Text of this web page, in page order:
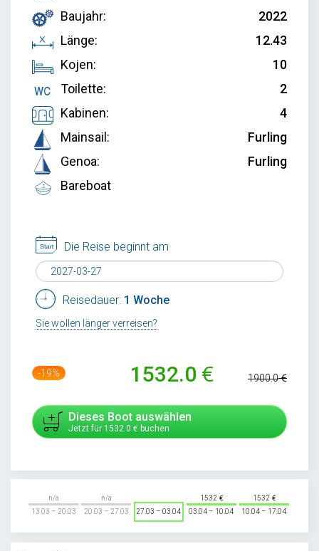
Baujahr:
2022
Länge:
12.43
Kojen:
10
Toilette:
2
Kabinen:
4
Mainsail:
Furling
Genoa:
Furling
Bareboat
Die Reise beginnt am
Reisedauer: 1 Woche
Sie wollen länger verreisen?
-19% 1532.0 1900.0
Dieses Boot auswählen
Jetzt für 1532.0 buchen
n/a
13.03 – 20.03
n/a
20.03 – 27.03
27.03 – 03.04
1532
03.04 – 10.04
1532
10.04 – 17.04